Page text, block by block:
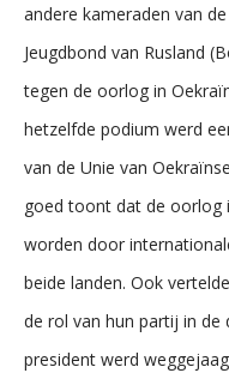
andere kameraden van
Jeugdbond van Rusland
tegen de oorlog in
hetzelfde podium werd
van de Unie van
goed toont dat de oorlog
worden door
beide landen. Ook
de rol van hun partij in de
president werd